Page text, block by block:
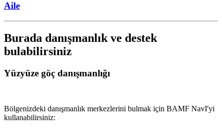
Aile
Burada danışmanlık ve destek
bulabilirsiniz
Yüzyüze göç danışmanlığı
Bölgenizdeki danışmanlık merkezlerini bulmak için BAMF NavI'yi
kullanabilirsiniz: